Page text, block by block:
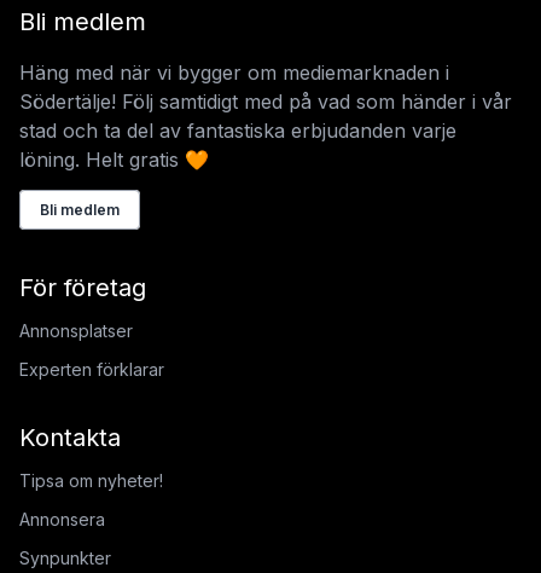
Bli medlem
Häng med när vi bygger om mediemarknaden i
Södertälje! Följ samtidigt med på vad som händer i vår
stad och ta del av fantastiska erbjudanden varje
löning. Helt gratis 🧡
Bli medlem
För företag
Annonsplatser
Experten förklarar
Kontakta
Tipsa om nyheter!
Annonsera
Synpunkter